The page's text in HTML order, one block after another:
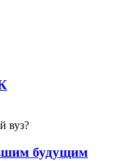
вуз?
будущим